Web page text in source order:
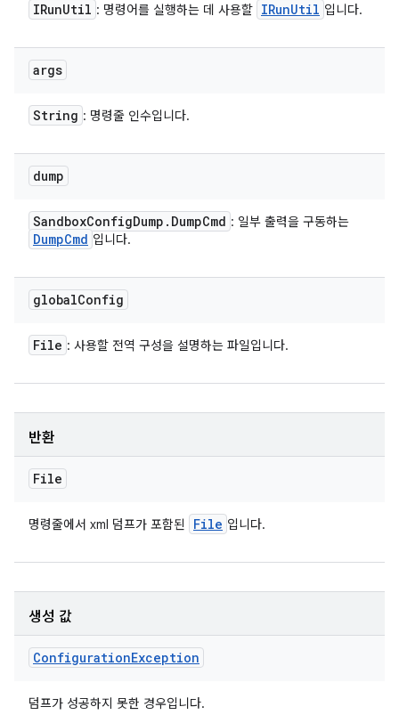
IRunUtil : 명령어를 실행하는 데 사용할 IRunUtil 입니다.
args
String : 명령줄 인수입니다.
dump
SandboxConfigDump . DumpCmd : 일부 출력을 구동하는
DumpCmd 입니다.
globalConfig
File : 사용할 전역 구성을 설명하는 파일입니다.
반환
File
명령줄에서 xml 덤프가 포함된 File 입니다.
생성 값
ConfigurationException
덤프가 성공하지 못한 경우입니다.